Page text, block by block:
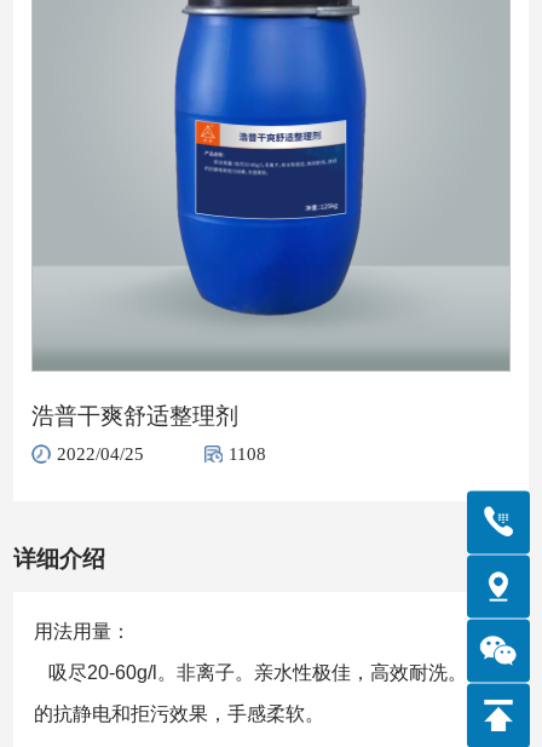
浩普干爽舒适整理剂
2022/04/25 1108
详细介绍
用法用量：
吸尽20-60g/l。非离子。亲水性极佳，高效耐洗。良好
的抗静电和拒污效果，手感柔软。